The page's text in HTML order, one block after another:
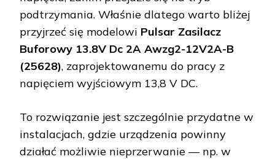
podtrzymania. Właśnie dlatego warto bliżej
przyjrzeć się modelowi Pulsar Zasilacz
Buforowy 13.8V Dc 2A Awzg2-12V2A-B
(25628), zaprojektowanemu do pracy z
napięciem wyjściowym 13,8 V DC.
To rozwiązanie jest szczególnie przydatne w
instalacjach, gdzie urządzenia powinny
działać możliwie nieprzerwanie — np. w